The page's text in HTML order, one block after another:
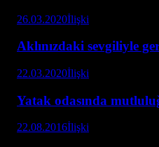
26.03.2020İlişki
Aklınızdaki sevgiliyle
22.03.2020İlişki
Yatak odasında
22.08.2016İlişki